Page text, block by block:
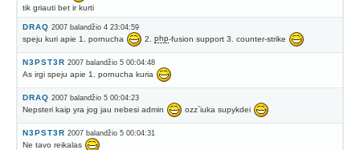
tik griauti bet ir kurti
DRAQ 2007 balandžio 4 23:04:59
speju kuri apie 1. pornucha 2. php-fusion support 3. counter-strike
N3PST3R 2007 balandžio 5 00:04:48
As irgi speju apie 1. pornucha kuria
DRAQ 2007 balandžio 5 00:04:23
Nepsteri kaip yra jog jau nebesi admin ozz`iuka supykdei
N3PST3R 2007 balandžio 5 00:04:31
Ne tavo reikalas